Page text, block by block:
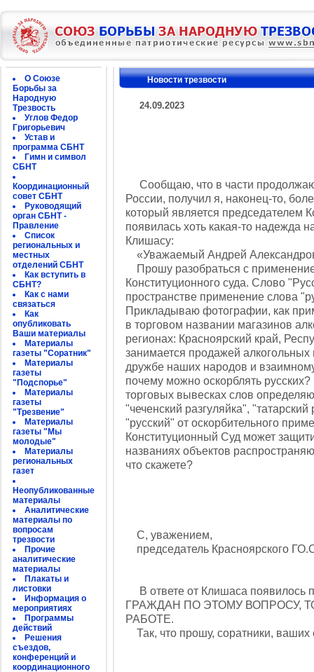
О Союзе
Борьбы за
Народную
Трезвость
Углов Федор
Григорьевич
Устав и
программа СБНТ
Гимн и символ
СБНТ
Координационный
совет СБНТ
Руководящий
орган СБНТ -
Правление
Список
региональных и
местных
отделений СБНТ
Как вступить в
СБНТ?
Как с нами
связаться
Как
опубликовать
Ваши материалы
Материалы
газеты "Соратник"
Материалы
газеты
"Подспорье"
Материалы
газеты
"Трезвение"
Материалы
газеты "Мы
молодые"
Материалы
региональных
газет
Неопубликованные
материалы
Аналитические
материалы по
вопросам
трезвости
Прочие
аналитические
материалы
Плакаты и
листовки
Информация о
мероприятиях
Программы
действий
Решения
съездов,
конференций и
координационного
Новости трезвости
24.09.2023
Сообщаю, что в части
России, получил я, наконец-то,
который является председателем
появилась хоть какая-то надежда
Клишасу:
«Уважаемый Андрей
Прошу разобраться с
Конституционного суда. Слово
пространстве применение слова
Прикладываю фотографии, как
в торговом названии магазинов
регионах: Красноярский край,
занимается продажей
дружбе наших народов и
почему можно оскорблять
торговых вывесках слов
"чеченский разгуляйка",
"русский" от оскорбительного
Конституционный Суд может
названиях объектов
что скажете?
С, уважением,
председатель Красноярского
В ответе от Клишаса
ГРАЖДАН ПО ЭТОМУ ВОПРОСУ,
РАБОТЕ.
Так, что прошу, соратники,